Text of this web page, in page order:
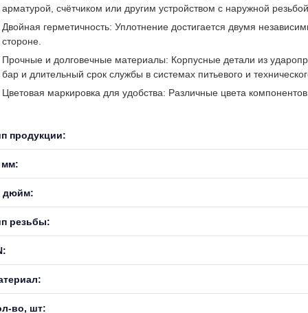
арматурой, счётчиком или другим устройством с наружной
Двойная герметичность: Уплотнение достигается двумя
стороне.
Прочные и долговечные материалы: Корпусные детали из
бар и длительный срок службы в системах питьевого и
Цветовая маркировка для удобства: Различные цвета
продукции:
мм:
дюйм:
резьбы:
во, шт: